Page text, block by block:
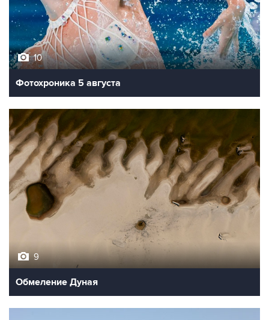
10
Фотохроника 5 августа
9
Обмеление Дуная